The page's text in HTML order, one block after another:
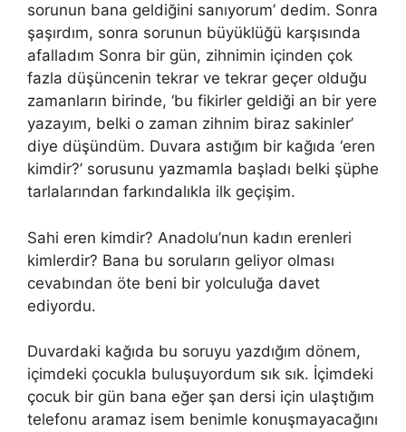
sorunun bana geldiğini sanıyorum’ dedim. Sonra
şaşırdım, sonra sorunun büyüklüğü karşısında
afalladım Sonra bir gün, zihnimin içinden çok
fazla düşüncenin tekrar ve tekrar geçer olduğu
zamanların birinde, ‘bu fikirler geldiği an bir yere
yazayım, belki o zaman zihnim biraz sakinler’
diye düşündüm. Duvara astığım bir kağıda ‘eren
kimdir?’ sorusunu yazmamla başladı belki şüphe
tarlalarından farkındalıkla ilk geçişim.
Sahi eren kimdir? Anadolu’nun kadın erenleri
kimlerdir? Bana bu soruların geliyor olması
cevabından öte beni bir yolculuğa davet
ediyordu.
Duvardaki kağıda bu soruyu yazdığım dönem,
içimdeki çocukla buluşuyordum sık sık. İçimdeki
çocuk bir gün bana eğer şan dersi için ulaştığım
telefonu aramaz isem benimle konuşmayacağını